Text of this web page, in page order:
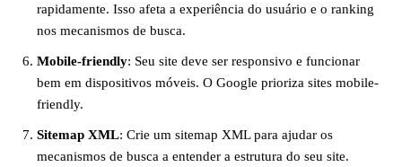
rapidamente. Isso afeta a experiência do usuário e o ranking
nos mecanismos de busca.
Mobile-friendly: Seu site deve ser responsivo e funcionar
bem em dispositivos móveis. O Google prioriza sites mobile-
friendly.
Sitemap XML: Crie um sitemap XML para ajudar os
mecanismos de busca a entender a estrutura do seu site.